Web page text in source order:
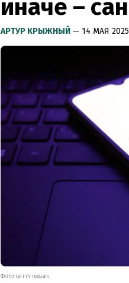
иначе –
АРТУР КРЫЖНЫЙ — 14 МАЯ
ФОТО: GETTY IMAGES